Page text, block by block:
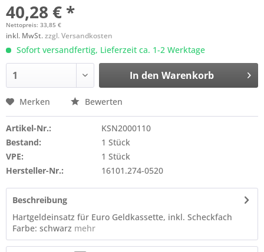
40,28 € *
Nettopreis: 33,85 €
inkl. MwSt.zzgl. Versandkosten
Sofort versandfertig, Lieferzeit ca. 1-2 Werktage
In den Warenkorb
Merken Bewerten
Artikel-Nr.:
KSN2000110
Bestand:
1 Stück
VPE:
1 Stück
Hersteller-Nr.:
16101.274-0520
Beschreibung
Hartgeldeinsatz für Euro Geldkassette, inkl. Scheckfach
Farbe: schwarz mehr